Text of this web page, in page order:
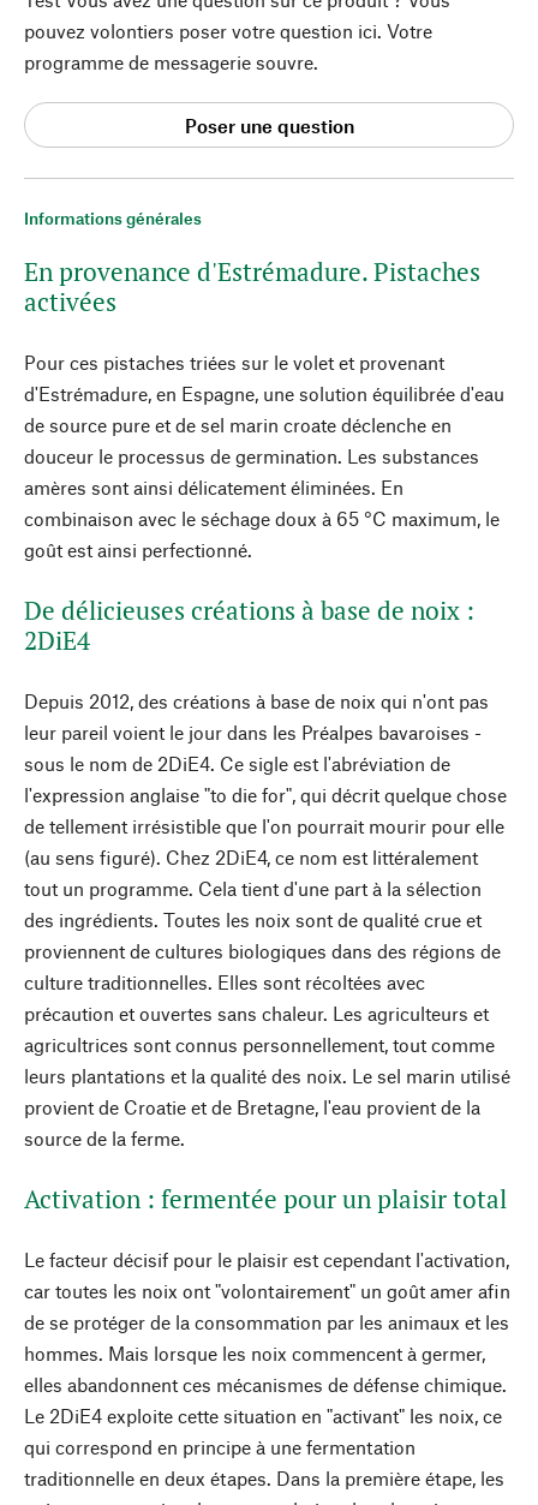
Informations générales
En provenance d'Estrémadure. Pistaches
activées
Pour ces pistaches triées sur le volet et provenant
d'Estrémadure, en Espagne, une solution équilibrée d'eau
de source pure et de sel marin croate déclenche en
douceur le processus de germination. Les substances
amères sont ainsi délicatement éliminées. En
combinaison avec le séchage doux à 65 °C maximum, le
goût est ainsi perfectionné.
De délicieuses créations à base de noix :
2DiE4
Depuis 2012, des créations à base de noix qui n'ont pas
leur pareil voient le jour dans les Préalpes bavaroises -
sous le nom de 2DiE4. Ce sigle est l'abréviation de
l'expression anglaise "to die for", qui décrit quelque chose
de tellement irrésistible que l'on pourrait mourir pour elle
(au sens figuré). Chez 2DiE4, ce nom est littéralement
tout un programme. Cela tient d'une part à la sélection
des ingrédients. Toutes les noix sont de qualité crue et
proviennent de cultures biologiques dans des régions de
culture traditionnelles. Elles sont récoltées avec
précaution et ouvertes sans chaleur. Les agriculteurs et
agricultrices sont connus personnellement, tout comme
leurs plantations et la qualité des noix. Le sel marin utilisé
provient de Croatie et de Bretagne, l'eau provient de la
source de la ferme.
Activation : fermentée pour un plaisir total
Le facteur décisif pour le plaisir est cependant l'activation,
car toutes les noix ont "volontairement" un goût amer afin
de se protéger de la consommation par les animaux et les
hommes. Mais lorsque les noix commencent à germer,
elles abandonnent ces mécanismes de défense chimique.
Le 2DiE4 exploite cette situation en "activant" les noix, ce
qui correspond en principe à une fermentation
traditionnelle en deux étapes. Dans la première étape, les
pouvez volontiers poser votre question ici. Votre
programme de messagerie souvre.
Poser une question